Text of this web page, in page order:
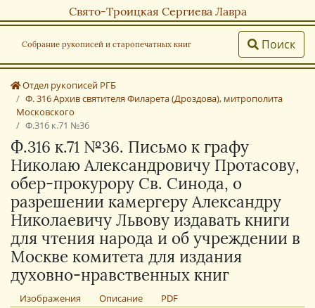
Свято-Троицкая Сергиева Лавра
Собрание рукописей и старопечатных книг Поиск
Отдел рукописей РГБ
Ф. 316 Архив святителя Филарета (Дроздова), митрополита
Московского
Ф.316 к.71 №36
Ф.316 к.71 №36. Письмо к графу
Николаю Александровичу Протасову,
обер-прокурору Св. Синода, о
разрешении камергеру Александру
Николаевичу Львову издавать книги
для чтения народа и об учреждении в
Москве комитета для издания
духовно-нравственных книг
Изображения Описание PDF